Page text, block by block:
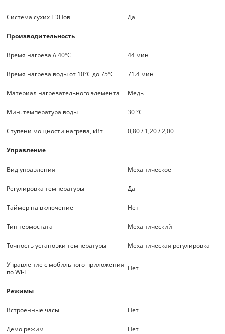
Система сухих ТЭНов Да
Производительность
Время нагрева Δ 40°С 44 мин
Время нагрева воды от 10°С до 75°С 71.4 мин
Материал нагревательного элемента Медь
Мин. температура воды 30 °С
Ступени мощности нагрева, кВт 0,80 / 1,20 / 2,00
Управление
Вид управления Механическое
Регулировка температуры Да
Таймер на включение Нет
Тип термостата Механический
Точность установки температуры Механическая регулировка
Управление c мобильного приложения
по Wi-Fi
Нет
Режимы
Встроенные часы Нет
Демо режим Нет